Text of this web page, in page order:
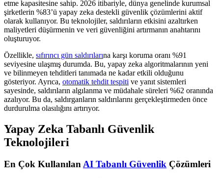
etme kapasitesine sahip. 2026 itibariyle, dünya genelinde kurumsal
şirketlerin %83’ü yapay zeka destekli güvenlik çözümlerini aktif
olarak kullanıyor. Bu teknolojiler, saldırıların etkisini azaltırken
maliyetleri düşürmenin ve veri güvenliğini artırmanın anahtarını
oluşturuyor.
Özellikle, sıfırıncı gün saldırılarına karşı koruma oranı %91
seviyesine ulaşmış durumda. Bu, yapay zeka algoritmalarının yeni
ve bilinmeyen tehditleri tanımada ne kadar etkili olduğunu
gösteriyor. Ayrıca, otomatik tehdit tespiti ve yanıt sistemleri
sayesinde, saldırıların algılanma ve müdahale süreleri %62 oranında
azalıyor. Bu da, saldırganların saldırılarını gerçekleştirmeden önce
durdurulma olasılığını artırıyor.
Yapay Zeka Tabanlı Güvenlik
Teknolojileri
En Çok Kullanılan AI Tabanlı Güvenlik Çözümleri